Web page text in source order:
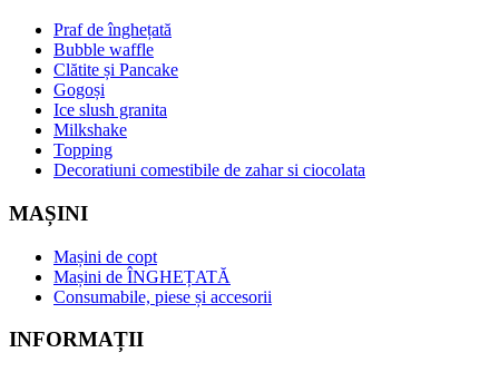
Praf de înghețată
Bubble waffle
Clătite și Pancake
Gogoși
Ice slush granita
Milkshake
Topping
Decoratiuni comestibile de zahar si ciocolata
MAȘINI
Mașini de copt
Mașini de ÎNGHEȚATĂ
Consumabile, piese și accesorii
INFORMAȚII